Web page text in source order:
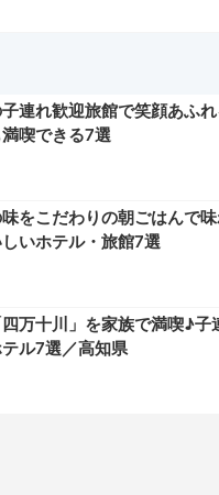
連れ歓迎旅館で笑顔あふ
喫できる7選
をこだわりの朝ごはんで
いホテル・旅館7選
万十川」を家族で満喫♪子
ル7選／高知県